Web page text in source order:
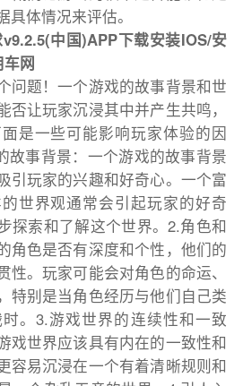
体情况来评估。
中国)APP下载安装IOS/安
网
问题！一个游戏的故事背景和世
否让玩家沉浸其中并产生共鸣，
是一些可能影响玩家体验的因
故事背景：一个游戏的故事背景
引玩家的兴趣和好奇心。一个富
世界观通常会引起玩家的好奇
探索和了解这个世界。2.角色和
角色是否有深度和个性，他们的
性。玩家可能会对角色的命运、
特别是当角色经历与他们自己类
。3.游戏世界的连续性和一致
戏世界应该具有内在的一致性和
容易沉浸在一个有着清晰规则和